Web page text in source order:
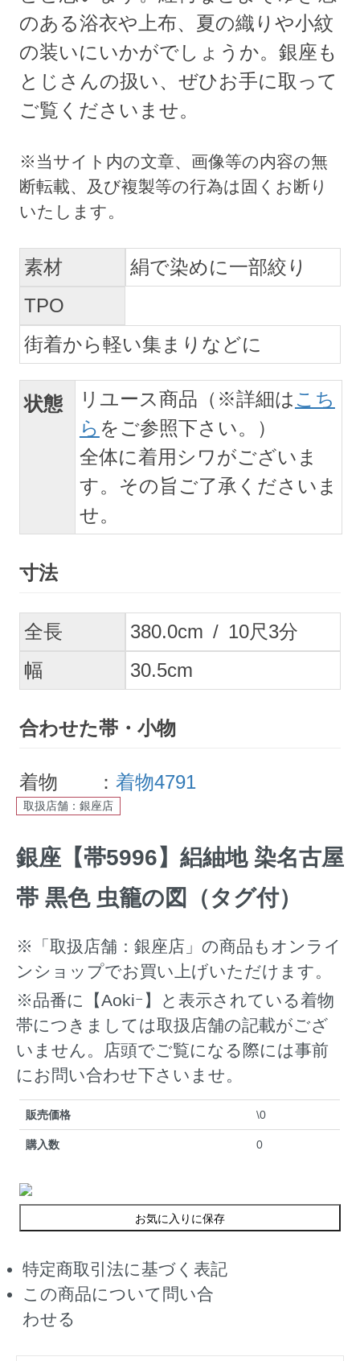
のある浴衣や上布、夏の織りや小紋
の装いにいかがでしょうか。銀座も
とじさんの扱い、ぜひお手に取って
ご覧くださいませ。
素材
絹で染めに一部絞り
TPO
街着から軽い集まりなどに
状態 リユース商品（※詳細は こち
ら をご参照下さい。）
全体に着用シワがございま
す。その旨ご了承くださいま
せ。
寸法
全長 380.0cm / 10尺3分
幅
30.5cm
合わせた帯・小物
着物 ：着物4791
取扱店舗：銀座店
銀座【帯5996】絽紬地 染名古屋
帯 黒色 虫籠の図（タグ付）
※「取扱店舗：銀座店」の商品もオンライ
ンショップでお買い上げいただけます。
※品番に【Aokiｰ】と表示されている着物
帯につきましては取扱店舗の記載がござ
いません。店頭でご覧になる際には事前
にお問い合わせ下さいませ。
販売価格 \0
購入数 0
お気に入りに保存
特定商取引法に基づく表記
この商品について問い合
わせる